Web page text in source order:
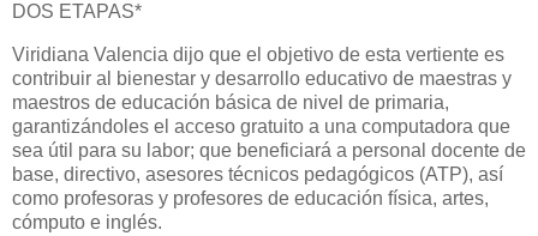
DOS ETAPAS*
Viridiana Valencia dijo que el objetivo de esta vertiente es
contribuir al bienestar y desarrollo educativo de maestras y
maestros de educación básica de nivel de primaria,
garantizándoles el acceso gratuito a una computadora que
sea útil para su labor; que beneficiará a personal docente de
base, directivo, asesores técnicos pedagógicos (ATP), así
como profesoras y profesores de educación física, artes,
cómputo e inglés.